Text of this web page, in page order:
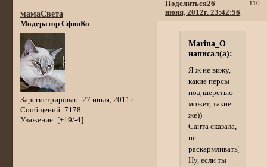
Поделиться 110
26
июня, 2012г. 23:42:56
мамаСвета
Модератор СфинКо
Зарегистрирован: 27 июля, 2011г.
Сообщений: 7178
Уважение: [+19/-4]
Marina_O
написал(а):
Я ж не вижу,
какие персы
под шерстью -
может, такие
же))
Санта сказала,
не
раскармливать))
Ну, если ты